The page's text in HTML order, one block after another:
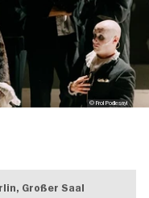
© Frol Podlesnyi
Großer Saal